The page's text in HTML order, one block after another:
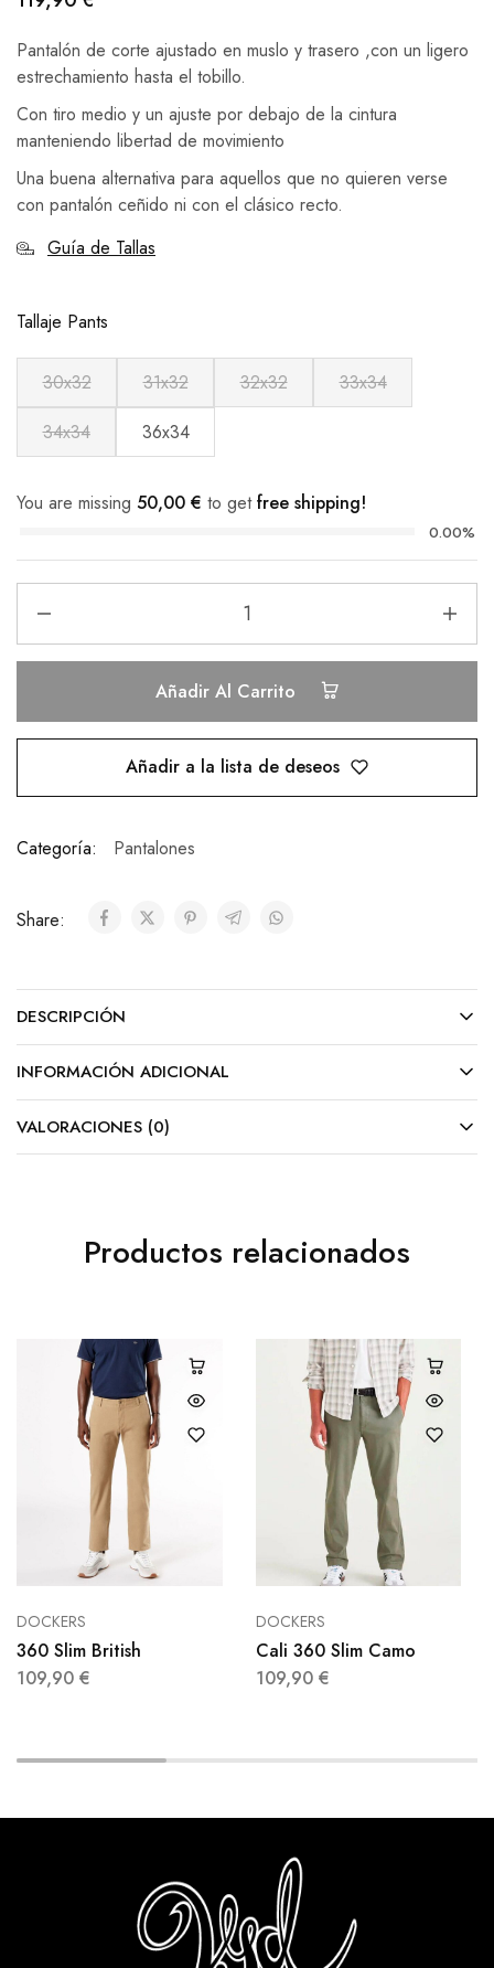
Pantalón de corte ajustado en muslo y trasero ,con un ligero
estrechamiento hasta el tobillo.
Con tiro medio y un ajuste por debajo de la cintura
manteniendo libertad de movimiento
Una buena alternativa para aquellos que no quieren verse
con pantalón ceñido ni con el clásico recto.
Guía de Tallas
Tallaje Pants
30x32 31x32 32x32
33x34
34x34
36x34
You are missing 50,00 € to getfree shipping!
0.00%
Añadir Al Carrito
Añadir a la lista de deseos
Categoría: Pantalones
Share:
DESCRIPCIÓN
INFORMACIÓN ADICIONAL
VALORACIONES (0)
Productos relacionados
DOCKERS
360 Slim British
109,90 €
DOCKERS
Cali 360 Slim Camo
109,90 €